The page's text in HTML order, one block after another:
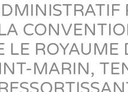
ROYAUME
MARIN,